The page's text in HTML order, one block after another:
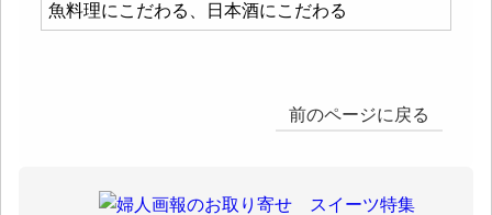
魚料理にこだわる、日本酒にこだわる
前のページに戻る